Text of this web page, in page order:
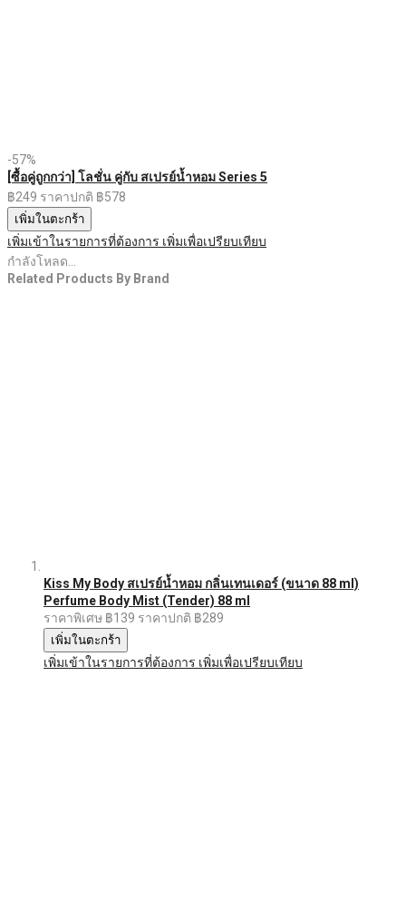
-57%
[ซื้อคู่ถูกกว่า] โลชั่น คู่กับ สเปรย์น้ำหอม Series 5
฿249 ราคาปกติ ฿578
เพิ่มในตะกร้า
เพิ่มเข้าในรายการที่ต้องการ เพิ่มเพื่อเปรียบเทียบ
กำลังโหลด...
Related Products By Brand
Kiss My Body สเปรย์น้ำหอม กลิ่นเทนเดอร์ (ขนาด 88 ml)
Perfume Body Mist (Tender) 88 ml
ราคาพิเศษ ฿139 ราคาปกติ ฿289
เพิ่มในตะกร้า
เพิ่มเข้าในรายการที่ต้องการ เพิ่มเพื่อเปรียบเทียบ